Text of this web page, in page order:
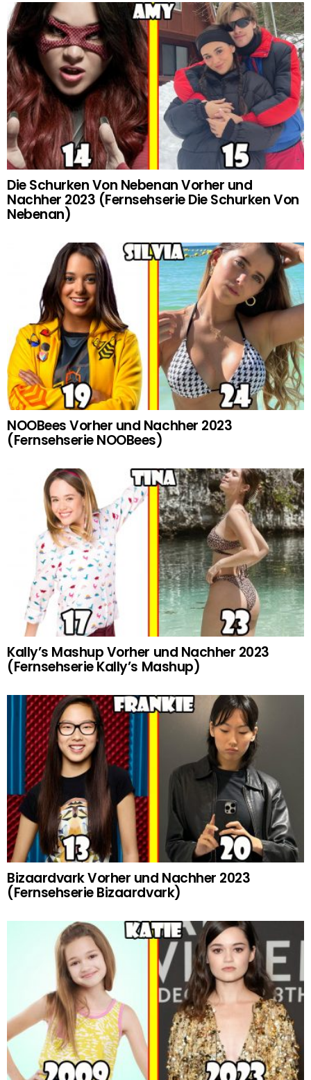
Die Schurken Von Nebenan Vorher und
Nachher 2023 (Fernsehserie Die Schurken Von
Nebenan)
NOOBees Vorher und Nachher 2023
(Fernsehserie NOOBees)
Kally’s Mashup Vorher und Nachher 2023
(Fernsehserie Kally’s Mashup)
Bizaardvark Vorher und Nachher 2023
(Fernsehserie Bizaardvark)